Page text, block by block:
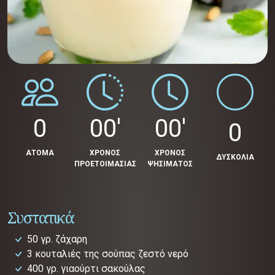
0
ΑΤΟΜΑ
00'
ΧΡΟΝΟΣ
ΠΡΟΕΤΟΙΜΑΣΙΑΣ
00'
ΧΡΟΝΟΣ
ΨΗΣΙΜΑΤΟΣ
0
ΔΥΣΚΟΛΙΑ
Συστατικά
50 γρ. ζάχαρη
3 κουταλιές της σούπας ζεστό νερό
400 γρ. γιαούρτι σακούλας